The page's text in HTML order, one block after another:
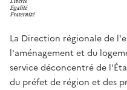
La Direction régionale de
l'aménagement et du
service déconcentré de
du préfet de région et des